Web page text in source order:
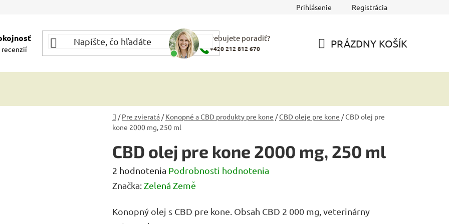
Prihlásenie Registrácia
recenzií
Potrebujete poradiť?
+420 212 812 670 PRÁZDNY KOŠÍK
Domov
/ Pre zvieratá / Konopné a CBD produkty pre kone /CBD oleje pre kone /CBD olej pre
kone 2000 mg, 250 ml
CBD olej pre kone 2000 mg, 250 ml
Priemerné
hodnotenie
je
2 hodnotenia Podrobnosti hodnotenia
Značka: Zelená Země
Konopný olej s CBD pre kone. Obsah CBD 2 000 mg, veterinárny